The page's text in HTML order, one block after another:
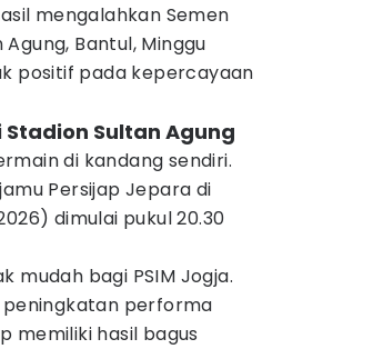
mengalahkan Semen
Bantul, Minggu
positif pada kepercayaan
Stadion Sultan Agung
di kandang sendiri.
Persijap Jepara di
dimulai pukul 20.30
mudah bagi PSIM Jogja.
performa
memiliki hasil bagus